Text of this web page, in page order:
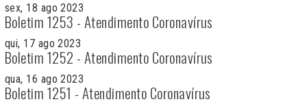
sex, 18 ago 2023
Boletim 1253 - Atendimento Coronavírus
qui, 17 ago 2023
Boletim 1252 - Atendimento Coronavírus
qua, 16 ago 2023
Boletim 1251 - Atendimento Coronavírus